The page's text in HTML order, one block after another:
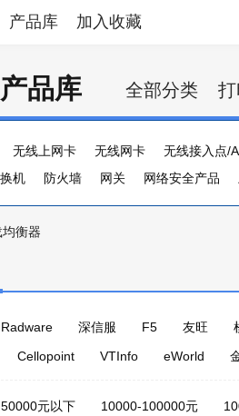
产品库 加入收藏
产品库 全部分类
无线上网卡 无线网卡 无线接入点/
机 防火墙 网关 网络安全产品
器 ADSL 多串口卡
负载均衡器
衡器
Radware 深信服 F5 友旺
Cellopoint VTInfo eWorld
50000元以下 10000-100000元